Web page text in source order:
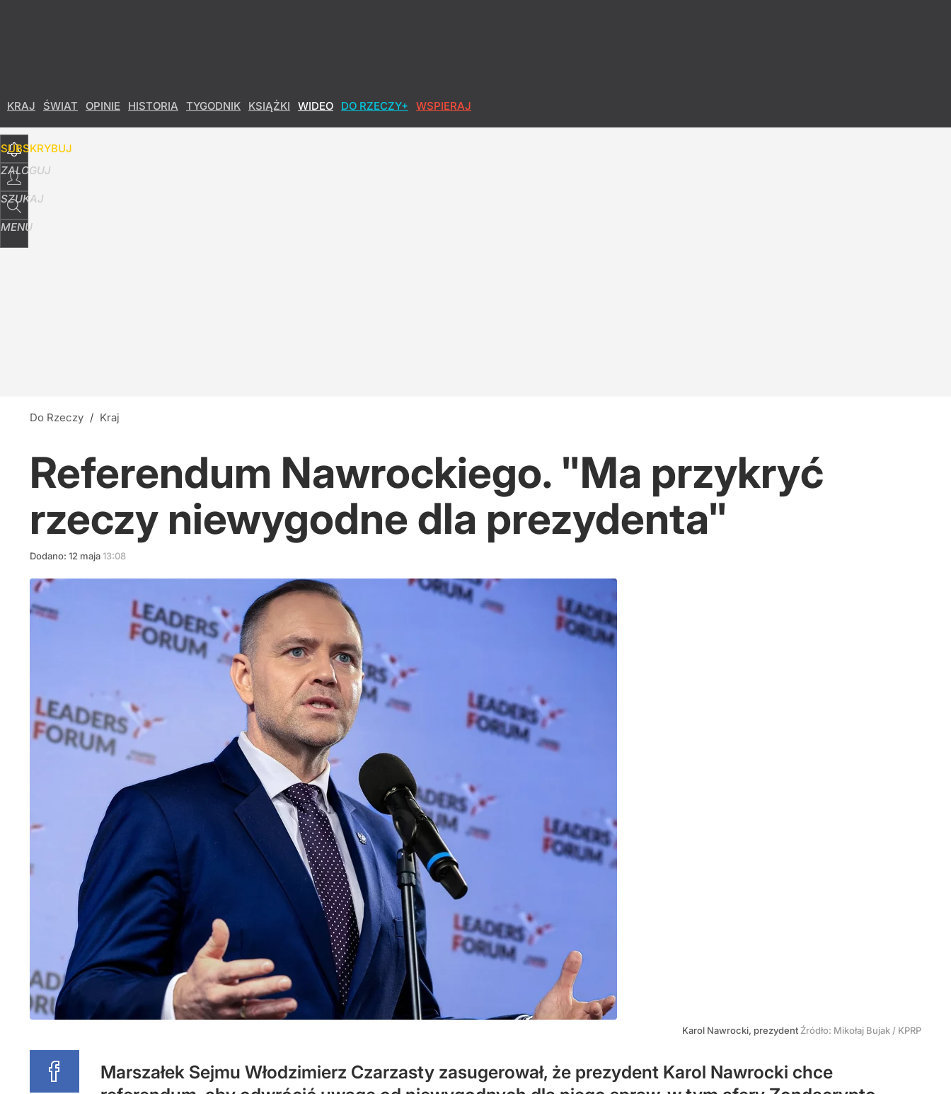
KRAJ ŚWIAT OPINIE HISTORIA TYGODNIK KSIĄŻKI WIDEO DO RZECZY+ WSPIERAJ
SUBSKRYBUJ
ZALOGUJ
SZUKAJ
MENU
Do Rzeczy / Kraj
Referendum Nawrockiego. "Ma przykryć
rzeczy niewygodne dla prezydenta"
Dodano: 12 maja13:08
Karol Nawrocki, prezydent Źródło: Mikołaj Bujak / KPRP
Marszałek Sejmu Włodzimierz Czarzasty zasugerował, że prezydent Karol Nawrocki chce